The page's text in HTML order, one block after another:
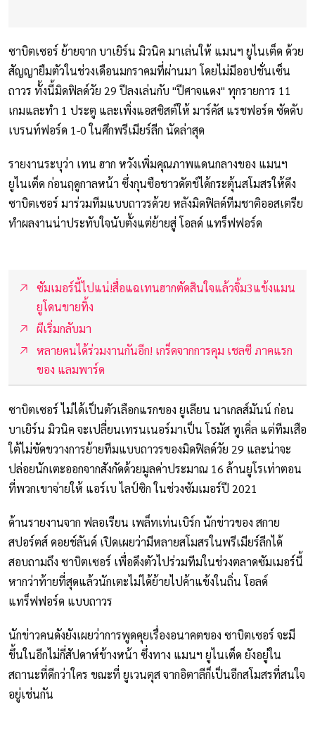
ซาบิตเซอร์ ย้ายจาก บาเยิร์น มิวนิค มาเล่นให้ แมนฯ ยูไนเต็ด ด้วย
สัญญายืมตัวในช่วงเดือนมกราคมที่ผ่านมา โดยไม่มีออปชั่นเซ็น
ถาวร ทั้งนี้มิดฟิลด์วัย 29 ปีลงเล่นกับ "ปีศาจแดง" ทุกรายการ 11
เกมและทำ 1 ประตู และเพิ่งแอสซิสต์ให้ มาร์คัส แรชฟอร์ด ซัดดับ
เบรนท์ฟอร์ด 1-0 ในศึกพรีเมียร์ลีก นัดล่าสุด
รายงานระบุว่า เทน ฮาก หวังเพิ่มคุณภาพแดนกลางของ แมนฯ
ยูไนเต็ด ก่อนฤดูกาลหน้า ซึ่งกุนซือชาวดัตช์ได้กระตุ้นสโมสรให้ดึง
ซาบิตเซอร์ มาร่วมทีมแบบถาวรด้วย หลังมิดฟิลด์ทีมชาติออสเตรีย
ทำผลงานน่าประทับใจนับตั้งแต่ย้ายสู่ โอลด์ แทร็ฟฟอร์ด
ซัมเมอร์นี้ไปแน่!สื่อแฉเทนฮากตัดสินใจแล้วจิ้ม3แข้งแมน
ยูโดนขายทิ้ง
ผีเริ่มกลับมา
หลายคนได้ร่วมงานกันอีก! เกร็ดจากการคุม เชลซี ภาคแรก
ของ แลมพาร์ด
ซาบิตเซอร์ ไม่ได้เป็นตัวเลือกแรกของ ยูเลียน นาเกลส์มันน์ ก่อน
บาเยิร์น มิวนิค จะเปลี่ยนเทรนเนอร์มาเป็น โธมัส ทูเคิ่ล แต่ทีมเสือ
ใต้ไม่ขัดขวางการย้ายทีมแบบถาวรของมิดฟิลด์วัย 29 และน่าจะ
ปล่อยนักเตะออกจากสังกัดด้วยมูลค่าประมาณ 16 ล้านยูโรเท่าตอน
ที่พวกเขาจ่ายให้ แอร์เบ ไลป์ซิก ในช่วงซัมเมอร์ปี 2021
ด้านรายงานจาก ฟลอเรียน เพล็ทเท่นเบิร์ก นักข่าวของ สกาย
สปอร์ตส์ ดอยช์ลันด์ เปิดเผยว่ามีหลายสโมสรในพรีเมียร์ลีกได้
สอบถามถึง ซาบิตเซอร์ เพื่อดึงตัวไปร่วมทีมในช่วงตลาดซัมเมอร์นี้
หากว่าท้ายที่สุดแล้วนักเตะไม่ได้ย้ายไปค้าแข้งในถิ่น โอลด์
แทร็ฟฟอร์ด แบบถาวร
นักข่าวคนดังยังเผยว่าการพูดคุยเรื่องอนาคตของ ซาบิตเซอร์ จะมี
ขึ้นในอีกไม่กี่สัปดาห์ข้างหน้า ซึ่งทาง แมนฯ ยูไนเต็ด ยังอยู่ใน
สถานะที่ดีกว่าใคร ขณะที่ ยูเวนตุส จากอิตาลีก็เป็นอีกสโมสรที่สนใจ
อยู่เช่นกัน